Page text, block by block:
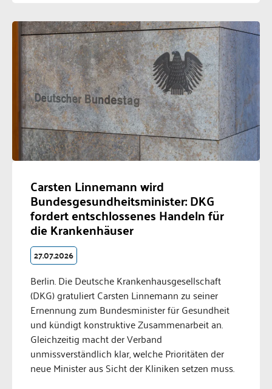
Carsten Linnemann wird
Bundesgesundheitsminister: DKG
fordert entschlossenes Handeln für
die Krankenhäuser
27.07.2026
Berlin. Die Deutsche Krankenhausgesellschaft
(DKG) gratuliert Carsten Linnemann zu seiner
Ernennung zum Bundesminister für Gesundheit
und kündigt konstruktive Zusammenarbeit an.
Gleichzeitig macht der Verband
unmissverständlich klar, welche Prioritäten der
neue Minister aus Sicht der Kliniken setzen muss.